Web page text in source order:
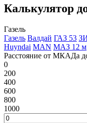
Калькулятор
Газель
Газель Валдай ГАЗ 53
Huyndai MAN МАЗ 12 м
Расстояние от МКАДа
0
200
400
600
800
1000